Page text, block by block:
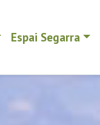
Espai Segarra